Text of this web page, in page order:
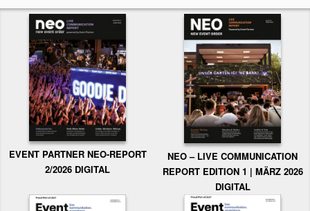
EVENT PARTNER NEO-REPORT
2/2026 DIGITAL
NEO – LIVE COMMUNICATION
REPORT EDITION 1 | MÄRZ 2026
DIGITAL